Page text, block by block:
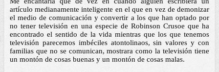
artículo medianamente inteligente en el que en vez de demonizar
el medio de comunicación y convertir a los que han optado por
no tener televisión en una especie de Robinson Crusoe que ha
encontrado el sentido de la vida mientras que los que tenemos
televisión parecemos imbéciles atontolinaos, sin valores y con
familias que no se comunican, mostrara como la televisión tiene
un montón de cosas buenas y un montón de cosas malas.